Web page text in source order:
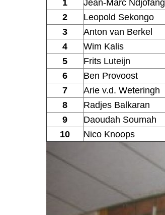
1
Jean-Marc Ndjofang
2
Leopold Sekongo
3
Anton van Berkel
4
Wim Kalis
5
Frits Luteijn
6
Ben Provoost
7
Arie v.d. Weteringh
8
Radjes Balkaran
9
Daoudah Soumah
10
Nico Knoops